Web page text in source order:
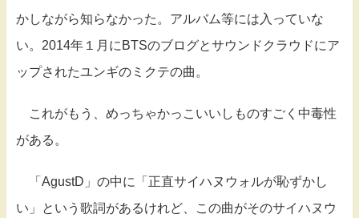
かしながら知らなかった。アルバム等には入っていな
い。2014年１月にBTSのブログとサウンドクラウドにア
ップされたユンギのミクテの曲。
これがもう、めっちゃかっこいいしものすごく中毒性
がある。
「AgustD」の中に「正直サイハヌウォルが恥ずかし
い」という歌詞があるけれど、この曲がそのサイハヌウ